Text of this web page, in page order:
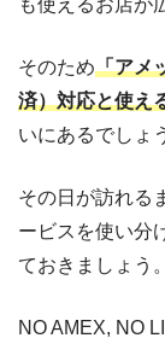
も使えるお店が
そのため「アメ
済）対応と使え
いにあるでしょ
その日が訪れる
ービスを使い分
ておきましょう。
NO AMEX, NO